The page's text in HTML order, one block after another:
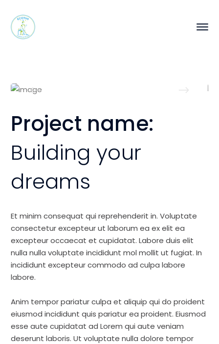
Project name:
Building your
dreams
Et minim consequat qui reprehenderit in. Voluptate
consectetur excepteur ut laborum ea ex elit ea
excepteur occaecat et cupidatat. Labore duis elit
nulla nulla voluptate incididunt mol mollit ut fugiat. In
incididunt excepteur commodo ad culpa labore
labore.
Anim tempor pariatur culpa et aliquip qui do proident
eiusmod incididunt quis pariatur ea proident. Eiusmod
esse aute cupidatat ad Lorem qui aute veniam
deserunt laboris. Ut voluptate nulla dolore tempor